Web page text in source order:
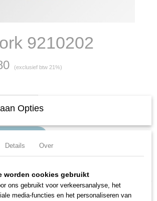
9210202
(exclusief btw 21%)
Opties
Details Over
worden cookies gebruikt
ons gebruikt voor verkeersanalyse, het
media-functies en het personaliseren van